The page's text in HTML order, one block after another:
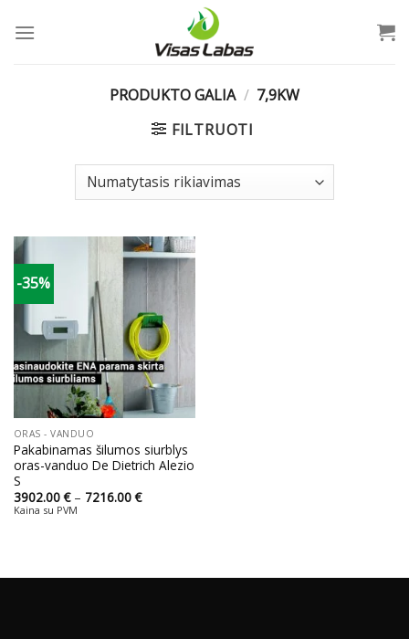
PRODUKTO GALIA / 7,9KW
FILTRUOTI
-35%
ORAS - VANDUO
Pakabinamas šilumos siurblys
oras-vanduo De Dietrich Alezio
S
3902.00€ – 7216.00€Price
range:
Kaina su PVM